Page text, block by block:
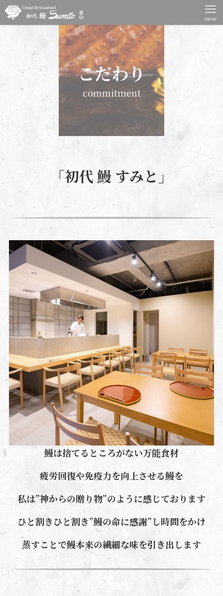
menu
こだわり
commitment
「初代 鰻 すみと」
鰻は捨てるところがない万能食材
疲労回復や免疫力を向上させる鰻を
私は”神からの贈り物”のように感じております
ひと割きひと割き”鰻の命に感謝”し時間をかけ
蒸すことで鰻本来の繊細な味を引き出します